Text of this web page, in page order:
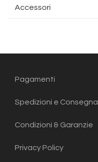
Accessori
Pagamenti
Spedizioni e Consegna
Condizioni & Garanzie
Privacy Policy